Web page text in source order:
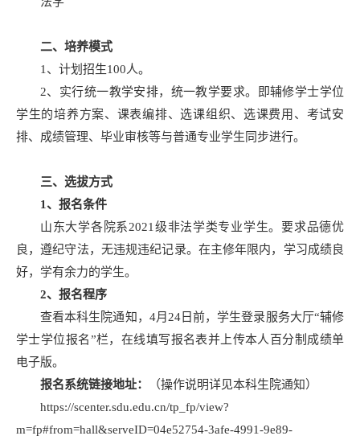
二、培养模式
1、计划招生100人。
2、实行统一教学安排，统一教学要求。即辅修学士学位
学生的培养方案、课表编排、选课组织、选课费用、考试安
排、成绩管理、毕业审核等与普通专业学生同步进行。
三、选拔方式
1、报名条件
山东大学各院系2021级非法学类专业学生。要求品德优
良，遵纪守法，无违规违纪记录。在主修年限内，学习成绩良
好，学有余力的学生。
2、报名程序
查看本科生院通知，4月24日前，学生登录服务大厅“辅修
学士学位报名”栏，在线填写报名表并上传本人百分制成绩单
电子版。
报名系统链接地址：
（操作说明详见本科生院通知）
https://scenter.sdu.edu.cn/tp_fp/view?
m=fp#from=hall&serveID=04e52754-3afe-4991-9e89-